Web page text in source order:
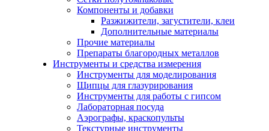
Компоненты и добавки
Разжижители, загустители, клеи
Дополнительные материалы
Прочие материалы
Препараты благородных металлов
Инструменты и средства измерения
Инструменты для моделирования
Щипцы для глазурирования
Инструменты для работы с гипсом
Лабораторная посуда
Аэрографы, краскопульты
Текстурные инструменты